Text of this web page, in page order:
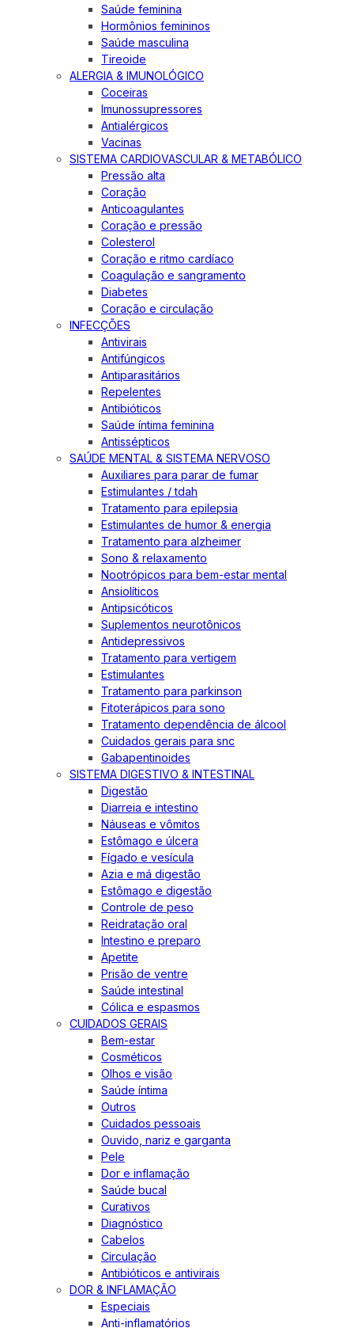
Saúde feminina
Hormônios femininos
Saúde masculina
Tireoide
ALERGIA & IMUNOLÓGICO
Coceiras
Imunossupressores
Antialérgicos
Vacinas
SISTEMA CARDIOVASCULAR & METABÓLICO
Pressão alta
Coração
Anticoagulantes
Coração e pressão
Colesterol
Coração e ritmo cardíaco
Coagulação e sangramento
Diabetes
Coração e circulação
INFECÇÕES
Antivirais
Antifúngicos
Antiparasitários
Repelentes
Antibióticos
Saúde íntima feminina
Antissépticos
SAÚDE MENTAL & SISTEMA NERVOSO
Auxiliares para parar de fumar
Estimulantes / tdah
Tratamento para epilepsia
Estimulantes de humor & energia
Tratamento para alzheimer
Sono & relaxamento
Nootrópicos para bem-estar mental
Ansiolíticos
Antipsicóticos
Suplementos neurotônicos
Antidepressivos
Tratamento para vertigem
Estimulantes
Tratamento para parkinson
Fitoterápicos para sono
Tratamento dependência de álcool
Cuidados gerais para snc
Gabapentinoides
SISTEMA DIGESTIVO & INTESTINAL
Digestão
Diarreia e intestino
Náuseas e vômitos
Estômago e úlcera
Fígado e vesícula
Azia e má digestão
Estômago e digestão
Controle de peso
Reidratação oral
Intestino e preparo
Apetite
Prisão de ventre
Saúde intestinal
Cólica e espasmos
CUIDADOS GERAIS
Bem-estar
Cosméticos
Olhos e visão
Saúde íntima
Outros
Cuidados pessoais
Ouvido, nariz e garganta
Pele
Dor e inflamação
Saúde bucal
Curativos
Diagnóstico
Cabelos
Circulação
Antibióticos e antivirais
DOR & INFLAMAÇÃO
Especiais
Anti-inflamatórios